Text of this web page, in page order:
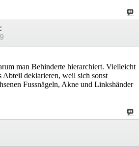
:
man Behinderte hierarchiert. Vielleicht
Abteil deklarieren, weil sich sonst
Fussnägeln, Akne und Linkshänder